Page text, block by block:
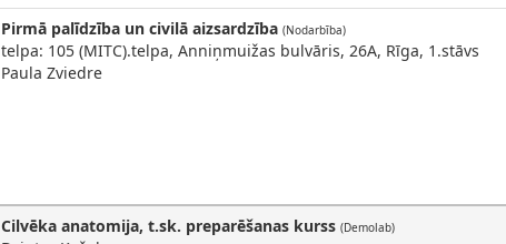
Pirmā palīdzība un civilā aizsardzība (Nodarbība)
telpa: 105 (MITC).telpa, Anniņmuižas bulvāris, 26A, Rīga, 1.stāvs
Paula Zviedre
Cilvēka anatomija, t.sk. preparēšanas kurss (Demolab)